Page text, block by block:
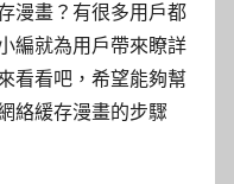
漫畫？有很多用戶都
編就為用戶帶來瞭詳
看看吧，希望能夠幫
絡緩存漫畫的步驟